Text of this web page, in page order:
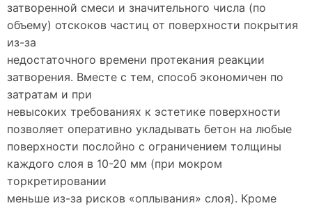
затворенной смеси и значительного числа (по
объему) отскоков частиц от поверхности покрытия
из-за
недостаточного времени протекания реакции
затворения. Вместе с тем, способ экономичен по
затратам и при
невысоких требованиях к эстетике поверхности
позволяет оперативно укладывать бетон на любые
поверхности послойно с ограничением толщины
каждого слоя в 10-20 мм (при мокром
торкретировании
меньше из-за рисков «оплывания» слоя). Кроме